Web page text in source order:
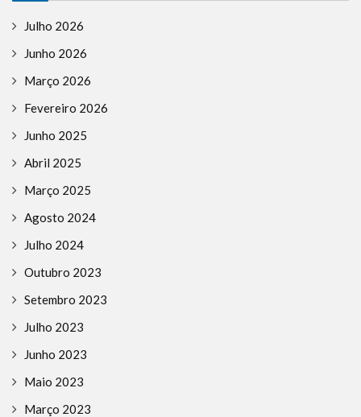
Julho 2026
Junho 2026
Março 2026
Fevereiro 2026
Junho 2025
Abril 2025
Março 2025
Agosto 2024
Julho 2024
Outubro 2023
Setembro 2023
Julho 2023
Junho 2023
Maio 2023
Março 2023